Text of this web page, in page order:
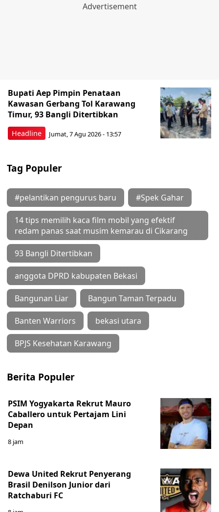
Headline
Bupati Aep Pimpin Penataan
Kawasan Gerbang Tol Karawang
Timur, 93 Bangli Ditertibkan
Jumat, 7 Agu 2026 - 13:57
Tag Populer
#pelantikan pengurus baru #Spek Gahar
14 tips memilih kaca film mobil yang efektif
redam panas saat musim kemarau di Cikarang
93 Bangli Ditertibkan
anggota DPRD kabupaten Bekasi
Bangunan Liar Bangun Taman Terpadu
Banten Warriors bekasi utara
BPJS Kesehatan Karawang
Berita Populer
PSIM Yogyakarta Rekrut Mauro
Caballero untuk Pertajam Lini
Depan
8 jam
Dewa United Rekrut Penyerang
Brasil Denilson Junior dari
Ratchaburi FC